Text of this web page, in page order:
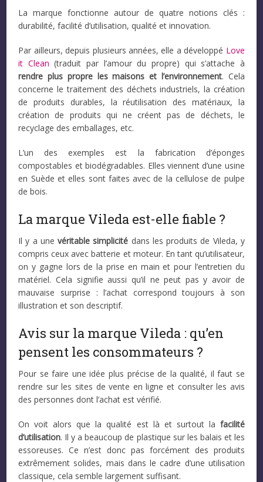
La marque fonctionne autour de quatre notions clés :
durabilité, facilité d’utilisation, qualité et innovation.
Par ailleurs, depuis plusieurs années, elle a développé Love
it Clean (traduit par l’amour du propre) qui s’attache à
rendre plus propre les maisons et l’environnement. Cela
concerne le traitement des déchets industriels, la création
de produits durables, la réutilisation des matériaux, la
création de produits qui ne créent pas de déchets, le
recyclage des emballages, etc.
L’un des exemples est la fabrication d’éponges
compostables et biodégradables. Elles viennent d’une usine
en Suède et elles sont faites avec de la cellulose de pulpe
de bois.
La marque Vileda est-elle fiable ?
Il y a unevéritable simplicité dans les produits de Vileda, y
compris ceux avec batterie et moteur. En tant qu’utilisateur,
on y gagne lors de la prise en main et pour l’entretien du
matériel. Cela signifie aussi qu’il ne peut pas y avoir de
mauvaise surprise : l’achat correspond toujours à son
illustration et son descriptif.
Avis sur la marque Vileda : qu’en
pensent les consommateurs ?
Pour se faire une idée plus précise de la qualité, il faut se
rendre sur les sites de vente en ligne et consulter les avis
des personnes dont l’achat est vérifié.
On voit alors que la qualité est là et surtout la facilité
d’utilisation. Il y a beaucoup de plastique sur les balais et les
essoreuses. Ce n’est donc pas forcément des produits
extrêmement solides, mais dans le cadre d’une utilisation
classique, cela semble largement suffisant.